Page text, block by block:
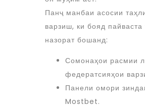
Панҷ манбаи асосии
варзиш, ки бояд пайваста
назорат бошанд:
Сомонаҳои расмии
федератсияҳои
Панели омори
Mostbet.